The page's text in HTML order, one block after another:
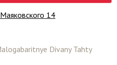
14
Divany Tahty